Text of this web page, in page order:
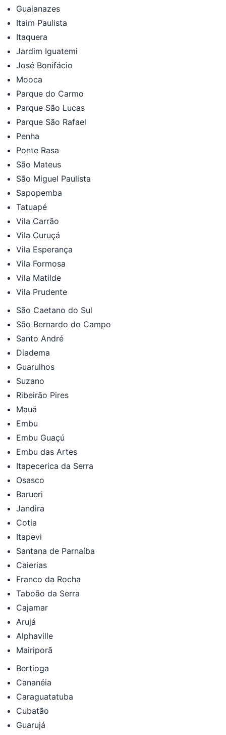
Guaianazes
Itaim Paulista
Itaquera
Jardim Iguatemi
José Bonifácio
Mooca
Parque do Carmo
Parque São Lucas
Parque São Rafael
Penha
Ponte Rasa
São Mateus
São Miguel Paulista
Sapopemba
Tatuapé
Vila Carrão
Vila Curuçá
Vila Esperança
Vila Formosa
Vila Matilde
Vila Prudente
São Caetano do Sul
São Bernardo do Campo
Santo André
Diadema
Guarulhos
Suzano
Ribeirão Pires
Mauá
Embu
Embu Guaçú
Embu das Artes
Itapecerica da Serra
Osasco
Barueri
Jandira
Cotia
Itapevi
Santana de Parnaíba
Caierias
Franco da Rocha
Taboão da Serra
Cajamar
Arujá
Alphaville
Mairiporã
Bertioga
Cananéia
Caraguatatuba
Cubatão
Guarujá